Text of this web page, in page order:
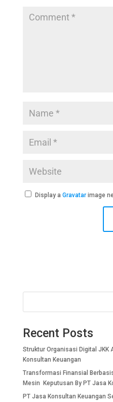
Display a Gravatarimage
Recent Posts
Struktur Organisasi Digital JKK
Konsultan Keuangan
Transformasi Finansial
Mesin Keputusan By PT Jasa
PT Jasa Konsultan Keuangan